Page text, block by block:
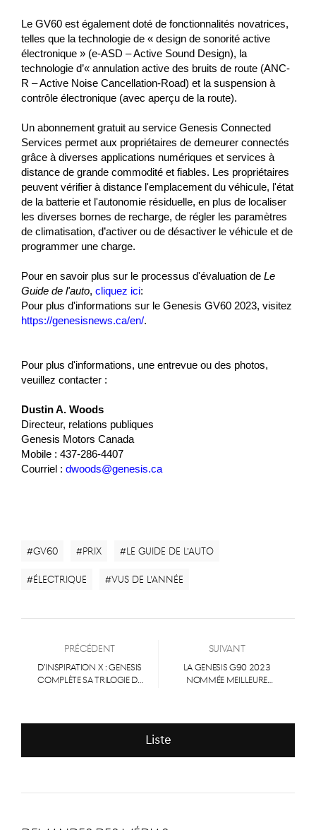
Le GV60 est également doté de fonctionnalités novatrices,
telles que la technologie de « design de sonorité active
électronique » (e-ASD – Active Sound Design), la
technologie d’« annulation active des bruits de route (ANC-
R – Active Noise Cancellation-Road) et la suspension à
contrôle électronique (avec aperçu de la route).
Un abonnement gratuit au service Genesis Connected
Services permet aux propriétaires de demeurer connectés
grâce à diverses applications numériques et services à
distance de grande commodité et fiables. Les propriétaires
peuvent vérifier à distance l'emplacement du véhicule, l'état
de la batterie et l'autonomie résiduelle, en plus de localiser
les diverses bornes de recharge, de régler les paramètres
de climatisation, d’activer ou de désactiver le véhicule et de
programmer une charge.
Pour en savoir plus sur le processus d'évaluation de Le
Guide de l'auto, cliquez ici:
Pour plus d'informations sur le Genesis GV60 2023, visitez
https://genesisnews.ca/en/.
Pour plus d'informations, une entrevue ou des photos,
veuillez contacter :
Dustin A. Woods
Directeur, relations publiques
Genesis Motors Canada
Mobile : 437-286-4407
Courriel : dwoods@genesis.ca
#GV60 #Prix #Le Guide de l’auto
#électrique #VUS de l’année
Précédent
D’INSPIRATION X : GENESIS
COMPLÈTE SA TRILOGIE DE
Suivant
LA GENESIS G90 2023
NOMMÉE MEILLEURE
Liste